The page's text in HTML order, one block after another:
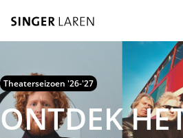
Theaterseizoen '26-'27
ONTDEK